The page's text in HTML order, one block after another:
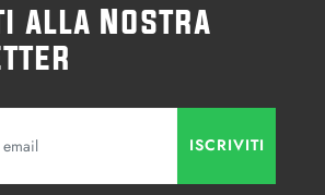
alla Nostra